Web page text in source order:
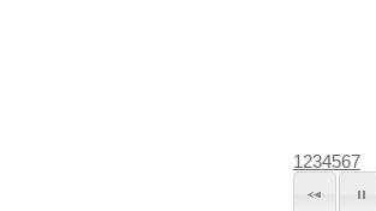
1234567